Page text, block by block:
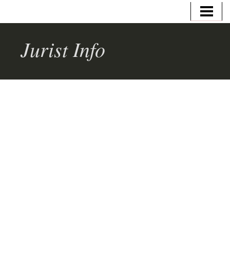
JURIST/ADVOKAT
Jurist Info